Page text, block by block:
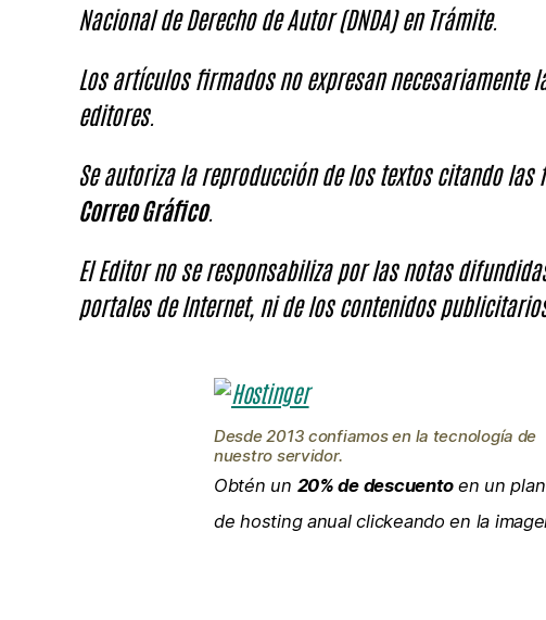
Nacional de Derecho de Autor (DNDA) en Trámite.
Los artículos firmados no expresan necesariamente
editores.
Se autoriza la reproducción de los textos citando las
Correo Gráfico.
El Editor no se responsabiliza por las notas
portales de Internet, ni de los contenidos
Desde 2013 confiamos en la tecnología de
nuestro servidor.
Obtén un 20% de descuentoen un plan
de hosting anual clickeando en la